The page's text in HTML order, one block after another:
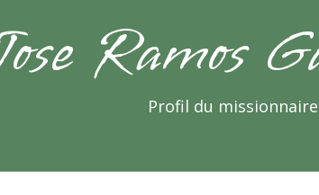
Ramos
Profil du missionnaire